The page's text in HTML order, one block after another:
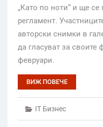
„Като по ноти“ и ще
регламент.
авторски снимки в
да гласуват за своите
февруари.
ВИЖ ПОВЕЧЕ
IT Бизнес